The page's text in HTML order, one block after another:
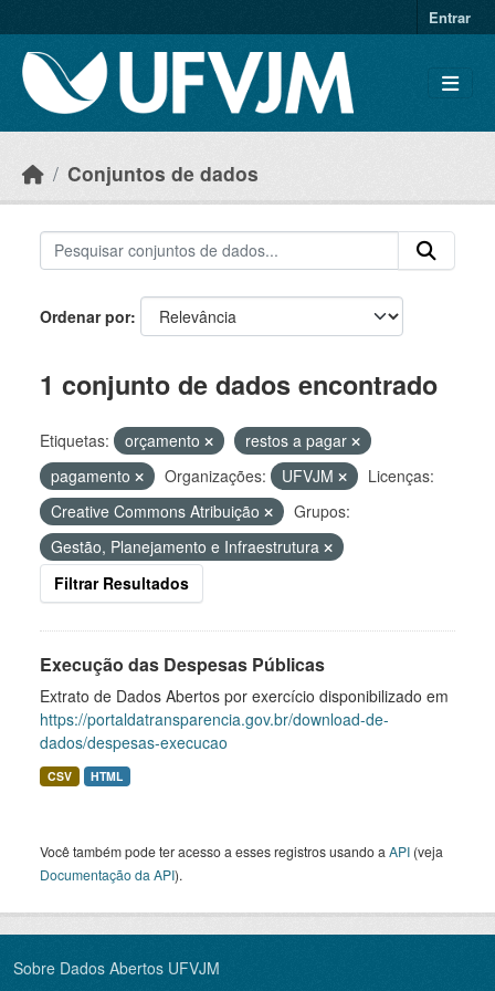
Entrar
Conjuntos de dados
Ordenar por
1 conjunto de dados encontrado
Etiquetas: orçamento
restos a pagar
pagamento
Organizações: UFVJM
Licenças:
Creative Commons Atribuição
Grupos:
Gestão, Planejamento e Infraestrutura
Filtrar Resultados
Execução das Despesas Públicas
Extrato de Dados Abertos por exercício disponibilizado em
https://portaldatransparencia.gov.br/download-de-
dados/despesas-execucao
CSV HTML
Você também pode ter acesso a esses registros usando a API (veja
Documentação da API).
Sobre Dados Abertos UFVJM